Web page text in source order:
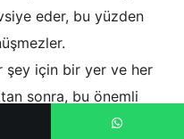
eder, bu yüzden
şey için bir yer ve her
sonra, bu önemli
Bir şey çıkardığında,